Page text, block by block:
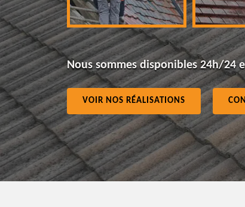
Nous sommes disponibles 24h/24
VOIR NOS RÉALISATIONS